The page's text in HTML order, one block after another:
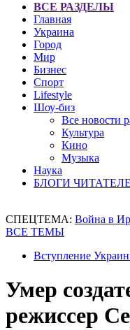
ВСЕ РАЗДЕЛЫ
Главная
Украина
Город
Мир
Бизнес
Спорт
Lifestyle
Шоу-биз
Все новости
Культура
Кино
Музыка
Наука
БЛОГИ
СПЕЦТЕМА: Война в
ВСЕ ТЕМЫ
Вступление
Умер
режиссер